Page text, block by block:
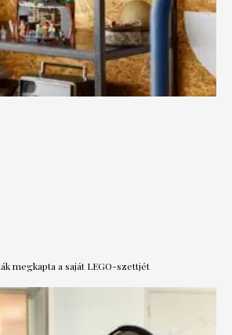
megkapta a saját LEGO-szettjét